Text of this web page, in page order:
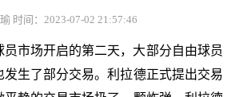
时间：2023-07-02 21:57:46
员市场开启的第二天，大部分自由球员
生了部分交易。利拉德正式提出交易